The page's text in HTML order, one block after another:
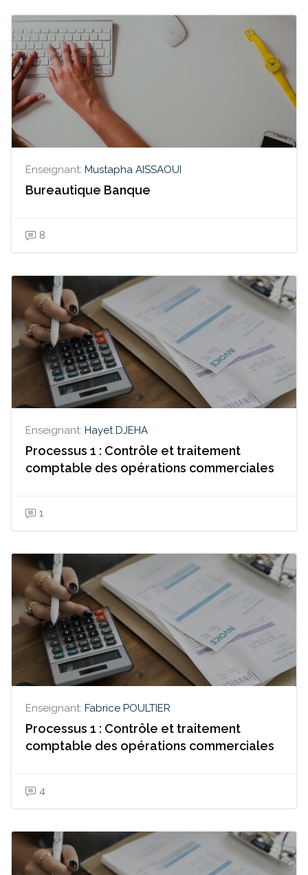
Enseignant: Mustapha AISSAOUI
Bureautique Banque
8
Enseignant: Hayet DJEHA
Processus 1 : Contrôle et traitement
comptable des opérations commerciales
1
Enseignant: Fabrice POULTIER
Processus 1 : Contrôle et traitement
comptable des opérations commerciales
4